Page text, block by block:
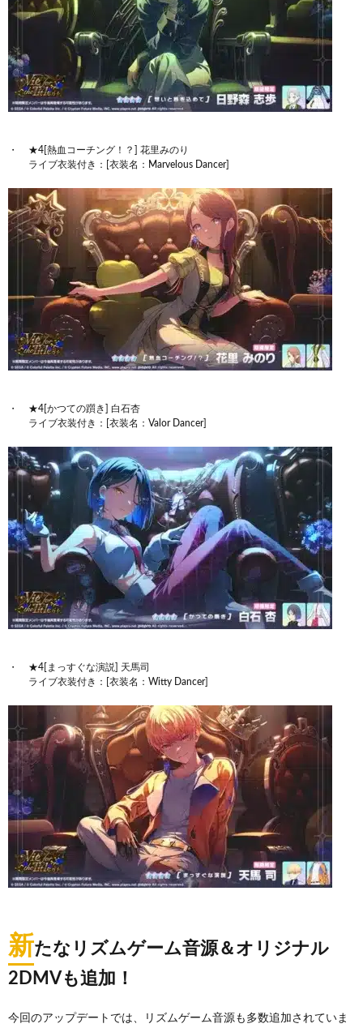
★4[熱血コーチング！？] 花里みのり
ライブ衣装付き：[衣装名：Marvelous Dancer]
★4[かつての躓き] 白石杏
ライブ衣装付き：[衣装名：Valor Dancer]
★4[まっすぐな演説] 天馬司
ライブ衣装付き：[衣装名：Witty Dancer]
新たなリズムゲーム音源＆オリジナル
2DMVも追加！
今回のアップデートでは、リズムゲーム音源も多数追加されていま